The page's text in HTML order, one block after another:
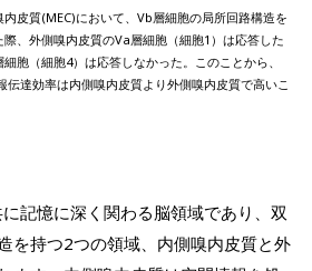
皮質(MEC)において、Vb層細胞の局所回路構造を
、外側嗅内皮質のVa層細胞（細胞1）は応答した
胞（細胞4）は応答しなかった。このことから、
達効率は内側嗅内皮質より外側嗅内皮質で高いこ
記憶に深く関わる脳領域であり、双
を持つ2つの領域、内側嗅内皮質と外